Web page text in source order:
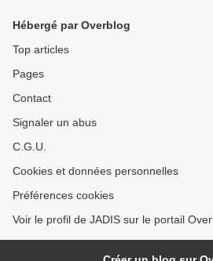
Hébergé par Overblog
Top articles
Pages
Contact
Signaler un abus
C.G.U.
Cookies et données personnelles
Préférences cookies
Voir le profil de JADIS sur le portail